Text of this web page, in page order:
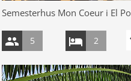
Semesterhus Mon Coeur i El
5 2